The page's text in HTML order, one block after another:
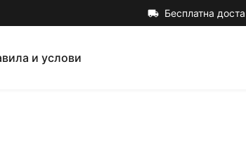
local_shipping Бесплатна
и услови